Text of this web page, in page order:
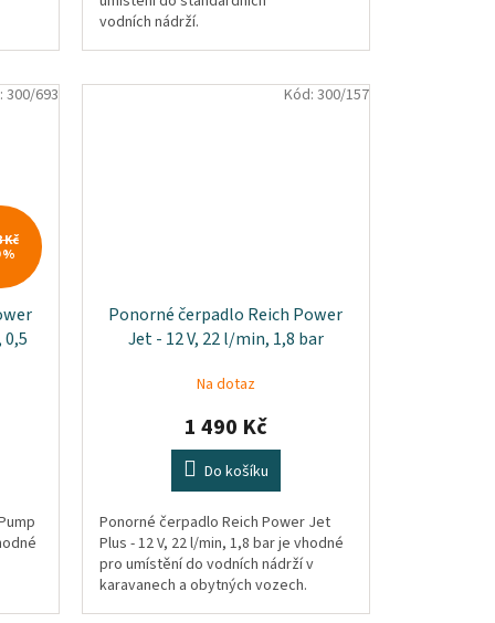
vodních nádrží.
Kč
%
0,5
300/693
Ponorné čerpadlo Reich Power
Jet - 12 V, 22 l/min, 1,8 bar
Na dotaz
1 490 Kč
Do košíku
Ponorné čerpadlo Reich Power Jet
Plus - 12 V, 22 l/min, 1,8 bar je vhodné
pro umístění do vodních nádrží v
karavanech a obytných vozech.
Kód: 300/157